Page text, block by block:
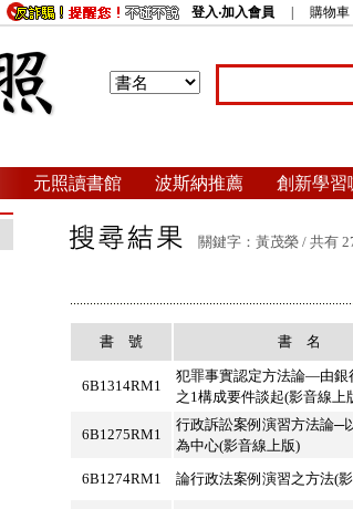
登入‧加入會員 購物車
元照讀書館 波斯納推薦 創新學習
關鍵字：黃茂榮 / 共有
書 號 書 名
6B1314RM1
犯罪事實認定方法論—由銀
之1構成要件談起(影音線上
6B1275RM1
行政訴訟案例演習方法論─
為中心(影音線上版)
6B1274RM1 論行政法案例演習之方法(